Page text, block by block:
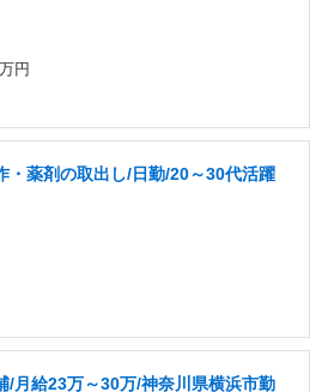
円
・薬剤の取出し/日勤/20～30代活躍
/月給23万～30万/神奈川県横浜市勤